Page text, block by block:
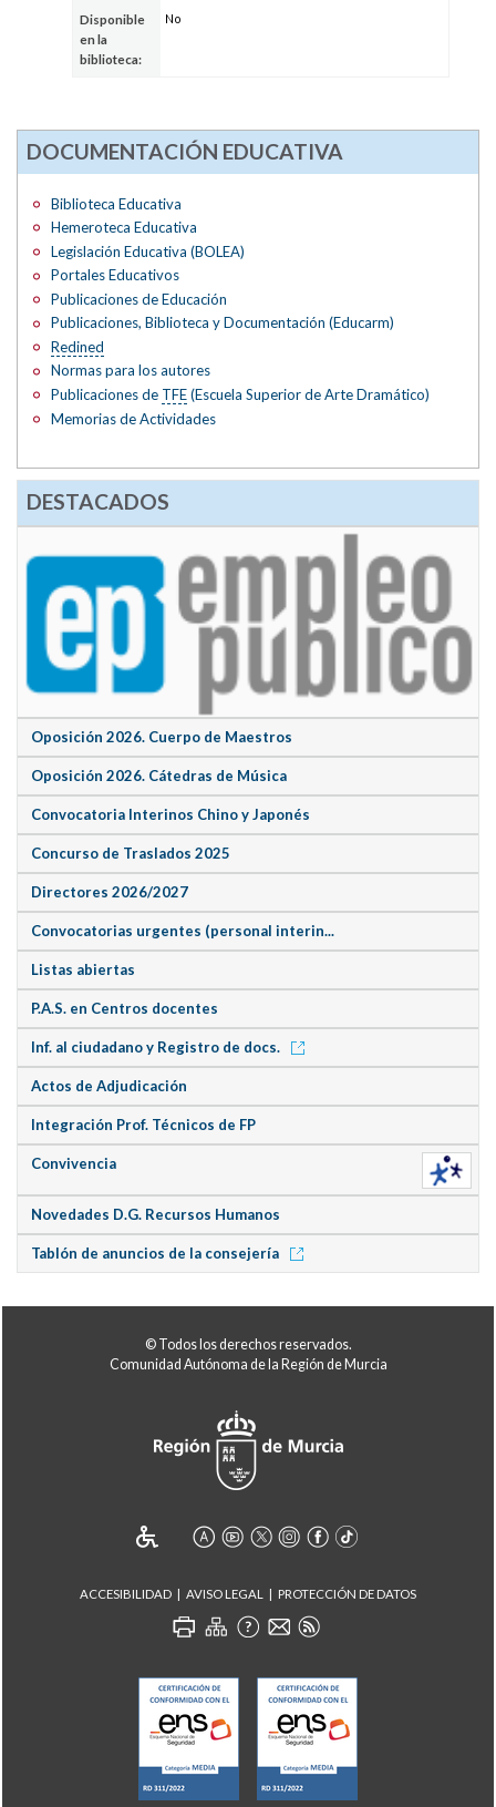
Disponible
en la
biblioteca:
No
DOCUMENTACIÓN EDUCATIVA
Biblioteca Educativa
Hemeroteca Educativa
Legislación Educativa (BOLEA)
Portales Educativos
Publicaciones de Educación
Publicaciones, Biblioteca y Documentación (Educarm)
Redined
Normas para los autores
Publicaciones de TFE(Escuela Superior de Arte Dramático)
Memorias de Actividades
DESTACADOS
Oposición 2026. Cuerpo de Maestros
Oposición 2026. Cátedras de Música
Convocatoria Interinos Chino y Japonés
Concurso de Traslados 2025
Directores 2026/2027
Convocatorias urgentes (personal interin...
Listas abiertas
P.A.S. en Centros docentes
Inf. al ciudadano y Registro de docs.
Actos de Adjudicación
Integración Prof. Técnicos de FP
Convivencia
Novedades D.G. Recursos Humanos
Tablón de anuncios de la consejería
© Todos los derechos reservados.
Comunidad Autónoma de la Región de Murcia
ACCESIBILIDAD AVISO LEGAL PROTECCIÓN DE DATOS